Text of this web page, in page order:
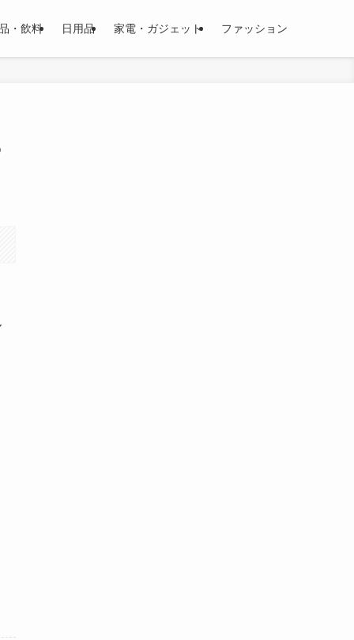
・飲料 日用品 家電・ガジェット ファッション